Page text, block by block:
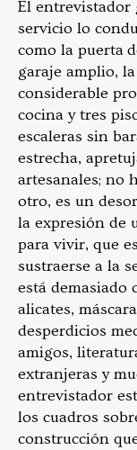
El entrevistador
servicio lo
como la puerta
garaje amplio,
considerable
cocina y tres
escaleras sin
estrecha,
artesanales; no
otro, es un
la expresión de
para vivir, que
sustraerse a la
está demasiado
alicates,
desperdicios
amigos,
extranjeras y
entrevistador
los cuadros
construcción